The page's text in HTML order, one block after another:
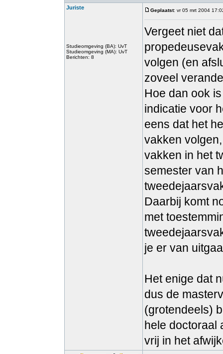
Juriste
Studieomgeving (BA): UvT
Studieomgeving (MA): UvT
Berichten: 8
Geplaatst: vr 05 mrt 2004
Vergeet niet
volgen (en
zoveel
Hoe dan ook
indicatie voor
eens dat het
vakken
vakken in het
semester van
Daarbij komt
met
je er van
Het enige dat
dus de
(grotendeels)
hele doctoraal
vrij in het